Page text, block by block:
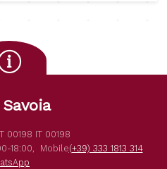
Savoia
00198 IT 00198
18:00, Mobile(+39) 333 1813 314